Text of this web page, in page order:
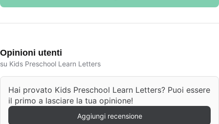
Opinioni utenti
su Kids Preschool Learn Letters
Hai provato Kids Preschool Learn Letters? Puoi essere
il primo a lasciare la tua opinione!
Aggiungi recensione